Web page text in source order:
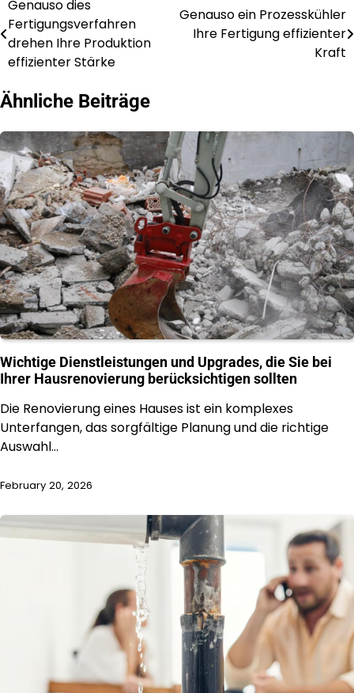
Post
navigation
Genauso dies
Fertigungsverfahren
drehen Ihre Produktion
effizienter Stärke
Genauso ein Prozesskühler
Ihre Fertigung effizienter
Kraft
Ähnliche Beiträge
Wichtige Dienstleistungen und Upgrades, die Sie bei
Ihrer Hausrenovierung berücksichtigen sollten
Die Renovierung eines Hauses ist ein komplexes
Unterfangen, das sorgfältige Planung und die richtige
Auswahl…
February 20, 2026